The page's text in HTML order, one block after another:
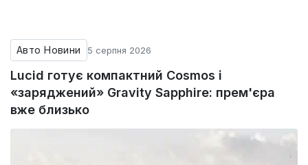
Авто Новини 5 серпня 2026
Lucid готує компактний Cosmos і
«заряджений» Gravity Sapphire: прем'єра
вже близько